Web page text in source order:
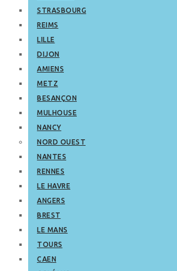
STRASBOURG
REIMS
LILLE
DIJON
AMIENS
METZ
BESANÇON
MULHOUSE
NANCY
NORD OUEST
NANTES
RENNES
LE HAVRE
ANGERS
BREST
LE MANS
TOURS
CAEN